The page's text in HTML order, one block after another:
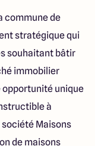
60 30
4.8
commune de
stratégique qui
souhaitant bâtir
immobilier
opportunité unique
à
société Maisons
de maisons